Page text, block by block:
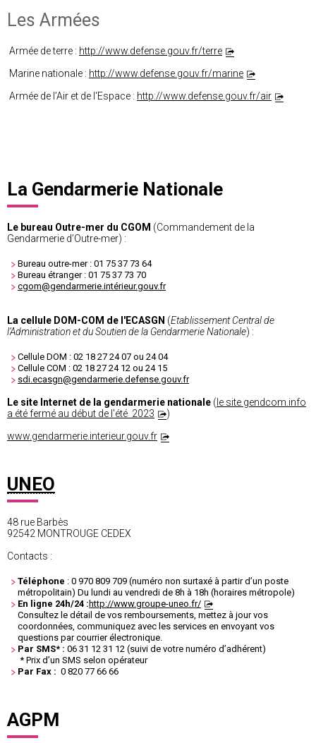
Les Armées
Armée de terre : http://www.defense.gouv.fr/terre
Marine nationale : http://www.defense.gouv.fr/marine
Armée de l’Air et de l'Espace : http://www.defense.gouv.fr/air
La Gendarmerie Nationale
Le bureau Outre-mer du CGOM (Commandement de la
Gendarmerie d’Outre-mer) :
Bureau outre-mer : 01 75 37 73 64
Bureau étranger : 01 75 37 73 70
cgom@gendarmerie.intérieur.gouv.fr
La cellule DOM-COM de l'ECASGN (Etablissement Central de
l’Administration et du Soutien de la Gendarmerie Nationale) :
Cellule DOM : 02 18 27 24 07 ou 24 04
Cellule COM : 02 18 27 24 12 ou 24 15
sdi.ecasgn@gendarmerie.defense.gouv.fr
Le site Internet de la gendarmerie nationale ( le site gendcom.info
a été fermé au début de l'été 2023
)
www.gendarmerie.interieur.gouv.fr
UNEO
48 rue Barbès
92542 MONTROUGE CEDEX
Contacts :
Téléphone : 0 970 809 709 (numéro non surtaxé à partir d’un poste
métropolitain) Du lundi au vendredi de 8h à 18h (horaires métropole)
En ligne 24h/24 : http://www.groupe-uneo.fr/
Consultez le détail de vos remboursements, mettez à jour vos
coordonnées, communiquez avec les services en envoyant vos
questions par courrier électronique.
Par SMS* : 06 31 12 31 12 (suivi de votre numéro d’adhérent)
* Prix d’un SMS selon opérateur
Par Fax : 0 820 77 66 66
AGPM